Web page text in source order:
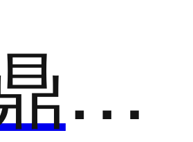
问鼎云学习